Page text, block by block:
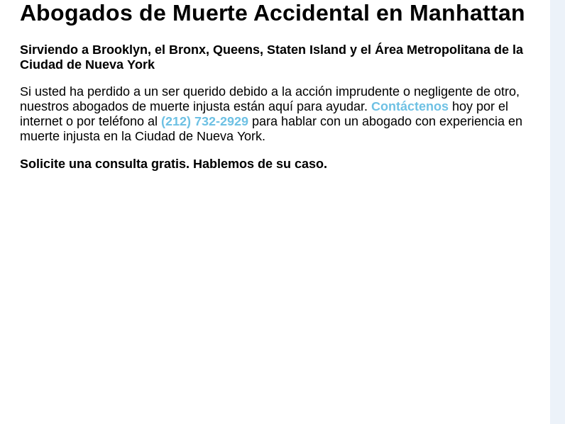
Abogados de Muerte Accidental en Manhattan
Sirviendo a Brooklyn, el Bronx, Queens, Staten Island y el Área Metropolitana de la
Ciudad de Nueva York
Si usted ha perdido a un ser querido debido a la acción imprudente o negligente de otro,
nuestros abogados de muerte injusta están aquí para ayudar. Contáctenos hoy por el
internet o por teléfono al (212) 732-2929 para hablar con un abogado con experiencia en
muerte injusta en la Ciudad de Nueva York.
Solicite una consulta gratis. Hablemos de su caso.